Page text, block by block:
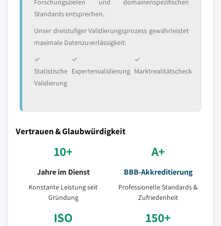
Forschungszielen und domainenspezifischen
Standards entsprechen.
Unser dreistufiger Validierungsprozess gewährleistet
maximale Datenzuverlässigkeit:
✓
Statistische
Validierung
✓
Expertenvalidierung
✓
Marktrealitätscheck
Vertrauen & Glaubwürdigkeit
10+
Jahre im Dienst
Konstante Leistung seit
Gründung
A+
BBB-Akkreditierung
Professionelle Standards &
Zufriedenheit
ISO 150+